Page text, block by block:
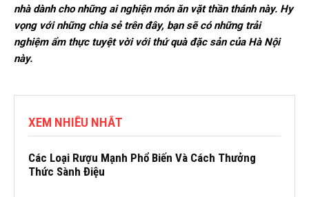
nhà dành cho những ai nghiện món ăn vặt thần thánh này. Hy
vọng với những chia sẻ trên đây, bạn sẽ có những trải
nghiệm ẩm thực tuyệt vời với thứ quà đặc sản của Hà Nội
này.
XEM NHIỀU NHẤT
Các Loại Rượu Mạnh Phổ Biến Và Cách Thưởng
Thức Sành Điệu